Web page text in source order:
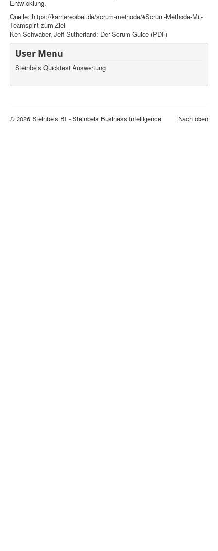
Entwicklung.
Quelle: https://karrierebibel.de/scrum-methode/#Scrum-Methode-Mit-
Teamspirit-zum-Ziel
Ken Schwaber, Jeff Sutherland: Der Scrum Guide (PDF)
User Menu
Steinbeis Quicktest Auswertung
Nach oben
© 2026 Steinbeis BI - Steinbeis Business Intelligence